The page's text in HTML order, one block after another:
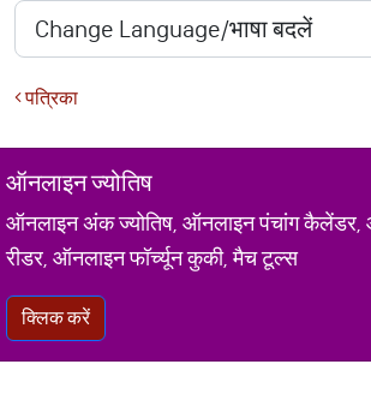
पत्रिका
ऑनलाइन ज्योतिष
ऑनलाइन अंक ज्योतिष, ऑनलाइन पंचांग कैलेंडर,
रीडर, ऑनलाइन फॉर्च्यून कुकी, मैच टूल्स
क्लिक करें